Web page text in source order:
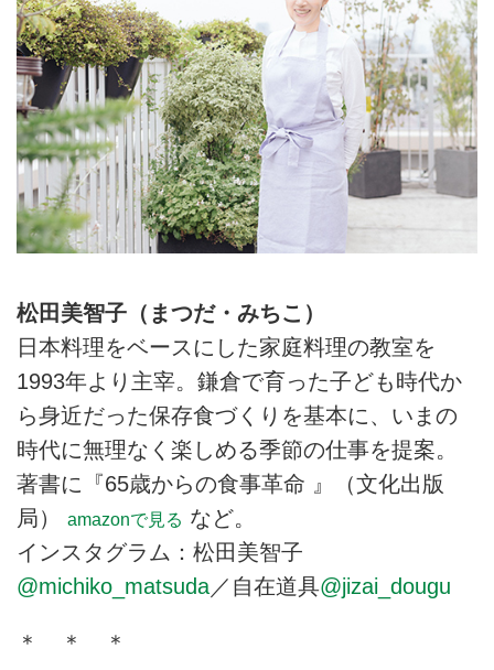
松田美智子（まつだ・みちこ）
日本料理をベースにした家庭料理の教室を
1993年より主宰。鎌倉で育った子ども時代か
ら身近だった保存食づくりを基本に、いまの
時代に無理なく楽しめる季節の仕事を提案。
著書に『65歳からの食事革命 』（文化出版
局）
amazonで見る など。
インスタグラム：松田美智子
@michiko_matsuda／自在道具@jizai_dougu
＊ ＊ ＊